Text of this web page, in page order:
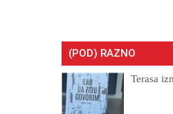
(POD) RAZNO
Terasa